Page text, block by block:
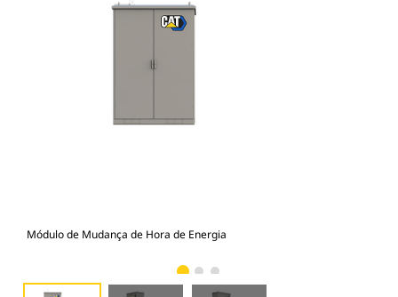
Módulo de Mudança de Hora de Energia